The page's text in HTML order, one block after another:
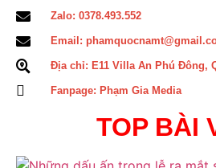
Zalo: 0378.493.552
Email:
Địa chỉ: E11 Villa An Phú Đông,
Fanpage: Phạm Gia Media
TOP BÀI